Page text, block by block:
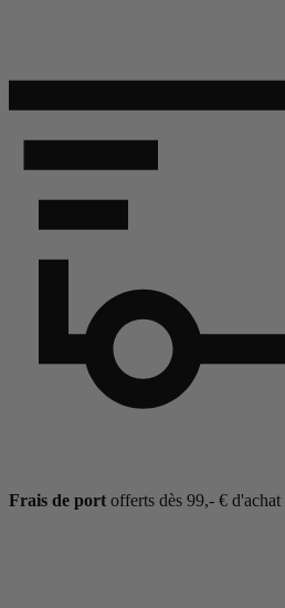
Frais de port offerts dès 99,- € d'achat